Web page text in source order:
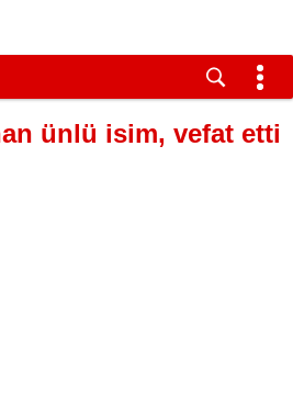
ünlü isim, vefat etti